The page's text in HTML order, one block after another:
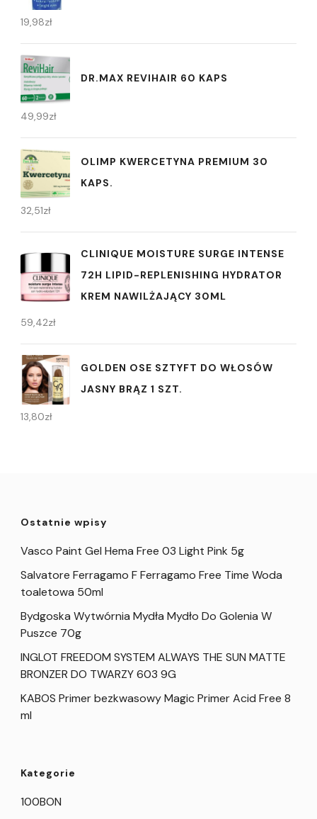
19,98zł
DR.MAX REVIHAIR 60 KAPS
49,99zł
OLIMP KWERCETYNA PREMIUM 30
KAPS.
32,51zł
CLINIQUE MOISTURE SURGE INTENSE
72H LIPID-REPLENISHING HYDRATOR
KREM NAWILŻAJĄCY 30ML
59,42zł
GOLDEN OSE SZTYFT DO WŁOSÓW
JASNY BRĄZ 1 SZT.
13,80zł
Ostatnie wpisy
Vasco Paint Gel Hema Free 03 Light Pink 5g
Salvatore Ferragamo F Ferragamo Free Time Woda
toaletowa 50ml
Bydgoska Wytwórnia Mydła Mydło Do Golenia W
Puszce 70g
INGLOT FREEDOM SYSTEM ALWAYS THE SUN MATTE
BRONZER DO TWARZY 603 9G
KABOS Primer bezkwasowy Magic Primer Acid Free 8
ml
Kategorie
100BON